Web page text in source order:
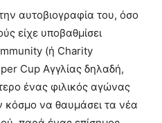
αυτοβιογραφία του, όσο
είχε υποβαθμίσει
(ή Charity
Cup Αγγλίας δηλαδή,
ένας φιλικός αγώνας
κόσμο να θαυμάσει τα νέα